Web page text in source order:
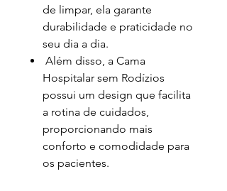
de limpar, ela garante
durabilidade e praticidade no
seu dia a dia.
Além disso, a Cama
Hospitalar sem Rodízios
possui um design que facilita
a rotina de cuidados,
proporcionando mais
conforto e comodidade para
os pacientes.